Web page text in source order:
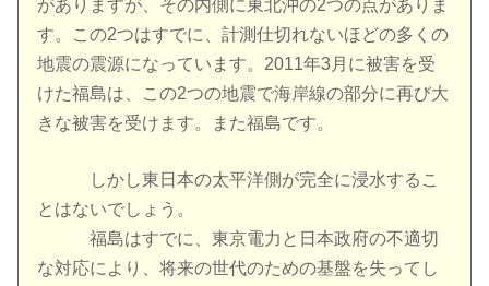
がありますが、その内側に東北沖の2つの点がありま
す。この2つはすでに、計測仕切れないほどの多くの
地震の震源になっています。2011年3月に被害を受
けた福島は、この2つの地震で海岸線の部分に再び大
きな被害を受けます。また福島です。
しかし東日本の太平洋側が完全に浸水するこ
とはないでしょう。
福島はすでに、東京電力と日本政府の不適切
な対応により、将来の世代のための基盤を失ってし